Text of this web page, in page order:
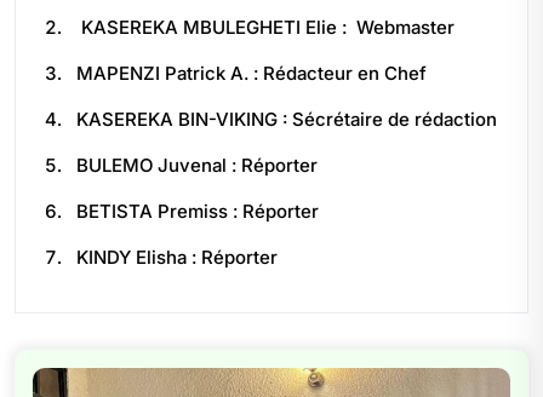
KASEREKA MBULEGHETI Elie : Webmaster
MAPENZI Patrick A. : Rédacteur en Chef
KASEREKA BIN-VIKING : Sécrétaire de rédaction
BULEMO Juvenal : Réporter
BETISTA Premiss : Réporter
KINDY Elisha : Réporter